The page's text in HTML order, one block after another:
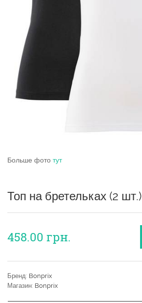
Больше фото тут
Топ на бретельках (2 шт.)
458.00 грн.
Бренд: Bonprix
Магазин: Bonprix